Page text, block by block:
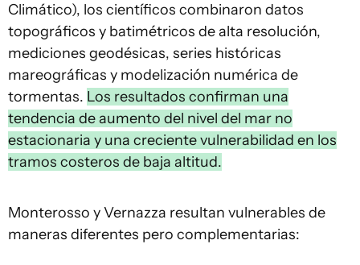
Climático), los científicos combinaron datos
topográficos y batimétricos de alta resolución,
mediciones geodésicas, series históricas
mareográficas y modelización numérica de
tormentas. Los resultados confirman una
tendencia de aumento del nivel del mar no
estacionaria y una creciente vulnerabilidad en los
tramos costeros de baja altitud.
Monterosso y Vernazza resultan vulnerables de
maneras diferentes pero complementarias: